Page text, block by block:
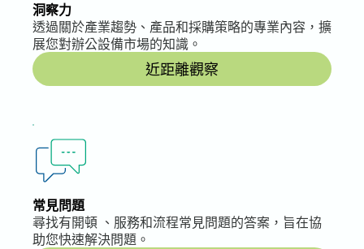
洞察力
透過關於產業趨勢、產品和採購策略的專業內容，擴
展您對辦公設備市場的知識。
近距離觀察
常見問題
尋找有開頓 、服務和流程常見問題的答案，旨在協
助您快速解決問題。